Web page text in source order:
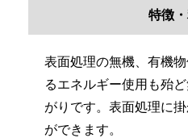
特徴
表面処理の無機、有機
るエネルギー使用も殆
がりです。表面処理に
ができます。